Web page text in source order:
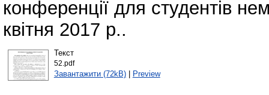
конференції для студентів
квітня 2017 р..
Текст
52.pdf
Завантажити (72kB)| Preview